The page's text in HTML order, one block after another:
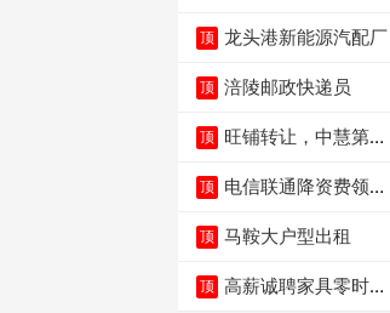
顶 龙头港新能源汽配厂
顶 涪陵邮政快递员
顶 旺铺转让，中慧第一
顶 电信联通降资费领价
顶 马鞍大户型出租
顶 高薪诚聘家具零时促